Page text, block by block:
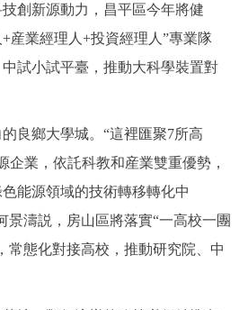
十六區概覽 人文北京
한국어 日本語
創新源動力，昌平區今年將健
産業經理人+投資經理人”專業隊
試小試平臺，推動大科學裝置對
鄉大學城。“這裡匯聚7所高
企業，依託科教和産業雙重優勢，
能源領域的技術轉移轉化中
景濤説，房山區將落實“一高校一團
常態化對接高校，推動研究院、中